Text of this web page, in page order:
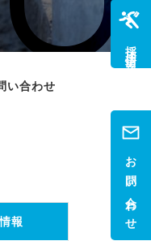
い合わせ
報
採用情報
お問い合わせ